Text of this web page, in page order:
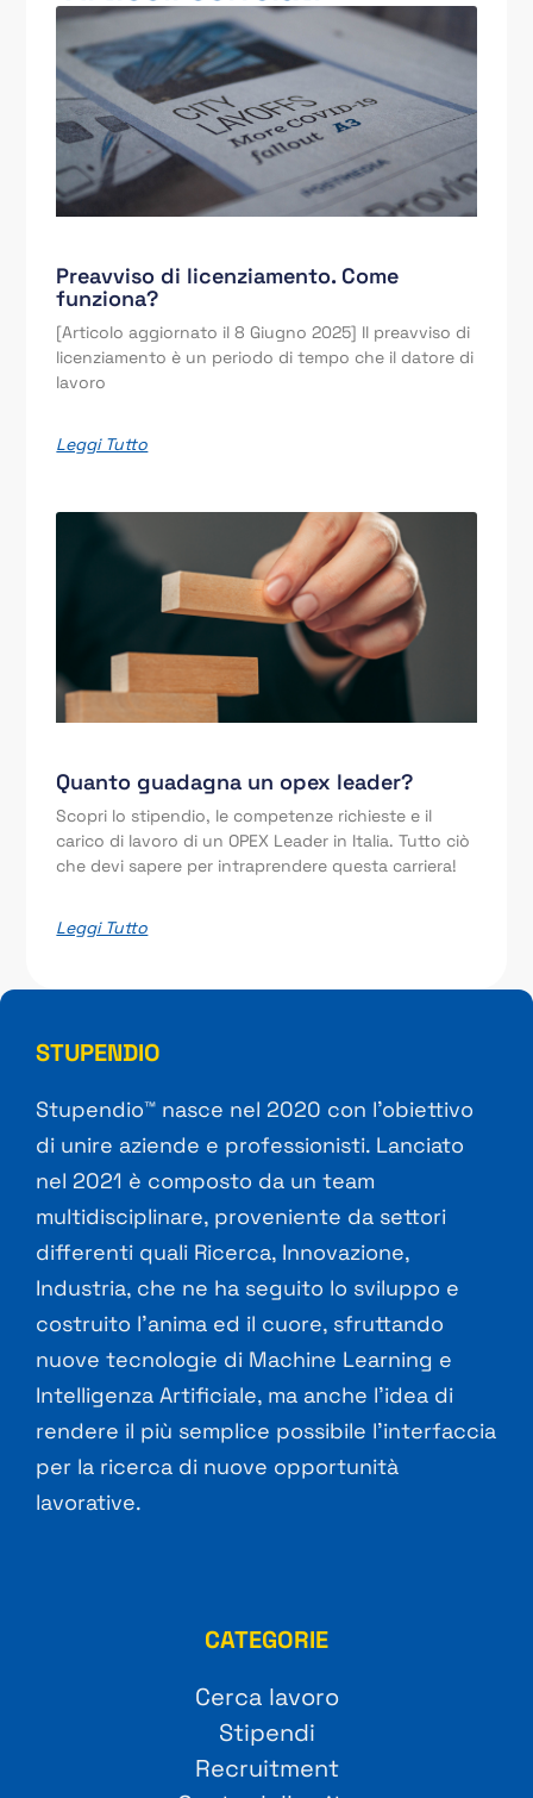
Preavviso di licenziamento. Come
funziona?
[Articolo aggiornato il 8 Giugno 2025] Il preavviso di
licenziamento è un periodo di tempo che il datore di
lavoro
Leggi Tutto
Quanto guadagna un opex leader?
Scopri lo stipendio, le competenze richieste e il
carico di lavoro di un OPEX Leader in Italia. Tutto ciò
che devi sapere per intraprendere questa carriera!
Leggi Tutto
STUPENDIO
Stupendio™ nasce nel 2020 con l’obiettivo
di unire aziende e professionisti. Lanciato
nel 2021 è composto da un team
multidisciplinare, proveniente da settori
differenti quali Ricerca, Innovazione,
Industria, che ne ha seguito lo sviluppo e
costruito l’anima ed il cuore, sfruttando
nuove tecnologie di Machine Learning e
Intelligenza Artificiale, ma anche l’idea di
rendere il più semplice possibile l’interfaccia
per la ricerca di nuove opportunità
lavorative.
CATEGORIE
Cerca lavoro
Stipendi
Recruitment